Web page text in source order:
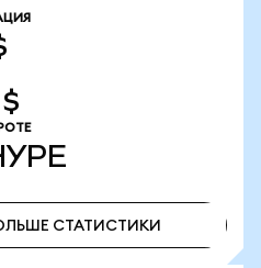
СТАТИСТИКИ